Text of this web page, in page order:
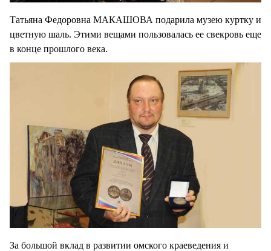
Татьяна Федоровна МАКАШОВА подарила музею куртку и
цветную шаль. Этими вещами пользовалась ее свекровь еще
в конце прошлого века.
За большой вклад в развитии омского краеведения и